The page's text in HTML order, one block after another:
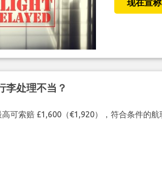
现在宣称
李处理不当？
可索赔 £1,600（€1,920），符合条件的